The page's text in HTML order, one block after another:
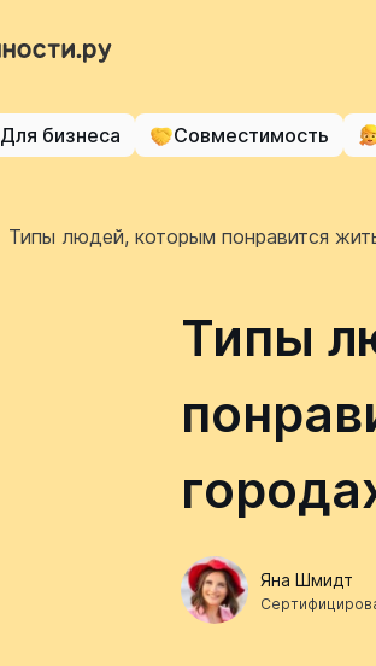
Для бизнеса Совместимость
Типы людей, которым понравится
Типы
Яна Шмидт